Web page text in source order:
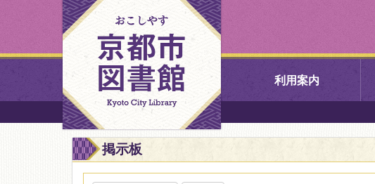
利用案内
中央図書館
北図書館
掲示板